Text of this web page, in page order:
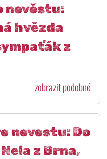
nevěstu:
hvězda
z
zobrazit podobné
nevestu: Do
z Brna,